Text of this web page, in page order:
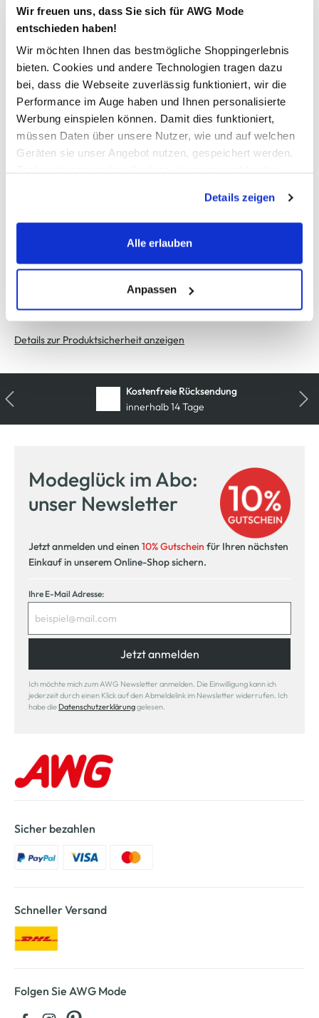
Wir freuen uns, dass Sie sich für AWG Mode
entschieden haben!
Wir möchten Ihnen das bestmögliche Shoppingerlebnis
bieten. Cookies und andere Technologien tragen dazu
bei, dass die Webseite zuverlässig funktioniert, wir die
Performance im Auge haben und Ihnen personalisierte
Werbung einspielen können. Damit dies funktioniert,
müssen Daten über unsere Nutzer, wie und auf welchen
Geräten sie unser Angebot nutzen, gespeichert werden.
werden, werden bei der Nutzung der Webseite auf jeden
Fall gesetzt. Cookies von Drittanbietern für Analyse- oder
Trackingzwecke werden nur dann aktiviert, wenn Sie das
erlauben" bzw. "Alle erlauben" klicken. Mehr dazu
(einschließlich der Möglichkeit, die Einwilligungserklärung
zu ändern oder zu widerrufen) erfahren Sie in unserem
Cookie-Hinweisbzw. derDatenschutzerklärung.
Details zeigen
Alle erlauben
Anpassen
abstraktes Muster allover
super trageangenehmes Material
ein wirklich hübsches Kleid für warme Sommertage
Artikelnummer: 15296797
AWG Artikelnummer
891249-0294826006
Details zur Produktsicherheit anzeigen
Kostenfreie Rücksendung
innerhalb 14 Tage
Modeglück im Abo:
unser Newsletter
Jetzt anmelden und einen 10% Gutschein für Ihren nächsten
Einkauf in unserem Online-Shop sichern.
Ihre E-Mail Adresse:
Jetzt anmelden
Ich möchte mich zum AWG Newsletter anmelden. Die Einwilligung kann ich
jederzeit durch einen Klick auf den Abmeldelink im Newsletter widerrufen. Ich
habe die Datenschutzerklärunggelesen.
Sicher bezahlen
Schneller Versand
Folgen Sie AWG Mode